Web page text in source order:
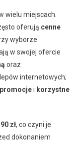
wielu miejscach.
oferują cenne
wyborze
w swojej ofercie
oraz
internetowych;
i korzystne
zł, co czyni je
dokonaniem